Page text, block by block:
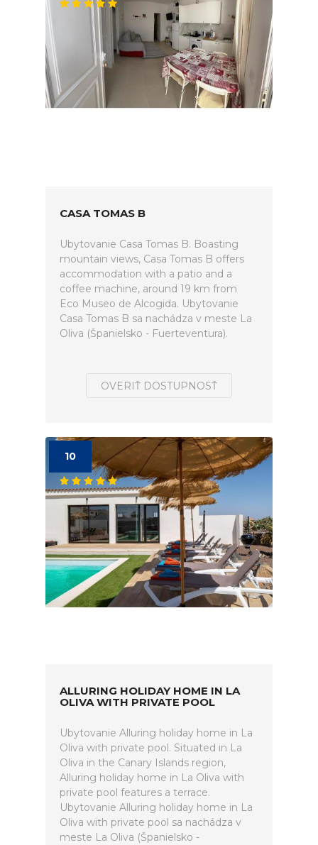
CASA TOMAS B
Ubytovanie Casa Tomas B. Boasting
mountain views, Casa Tomas B offers
accommodation with a patio and a
coffee machine, around 19 km from
Eco Museo de Alcogida. Ubytovanie
Casa Tomas B sa nachádza v meste La
Oliva (Španielsko - Fuerteventura).
OVERIŤ DOSTUPNOSŤ
10
ALLURING HOLIDAY HOME IN LA
OLIVA WITH PRIVATE POOL
Ubytovanie Alluring holiday home in La
Oliva with private pool. Situated in La
Oliva in the Canary Islands region,
Alluring holiday home in La Oliva with
private pool features a terrace.
Ubytovanie Alluring holiday home in La
Oliva with private pool sa nachádza v
meste La Oliva (Španielsko -